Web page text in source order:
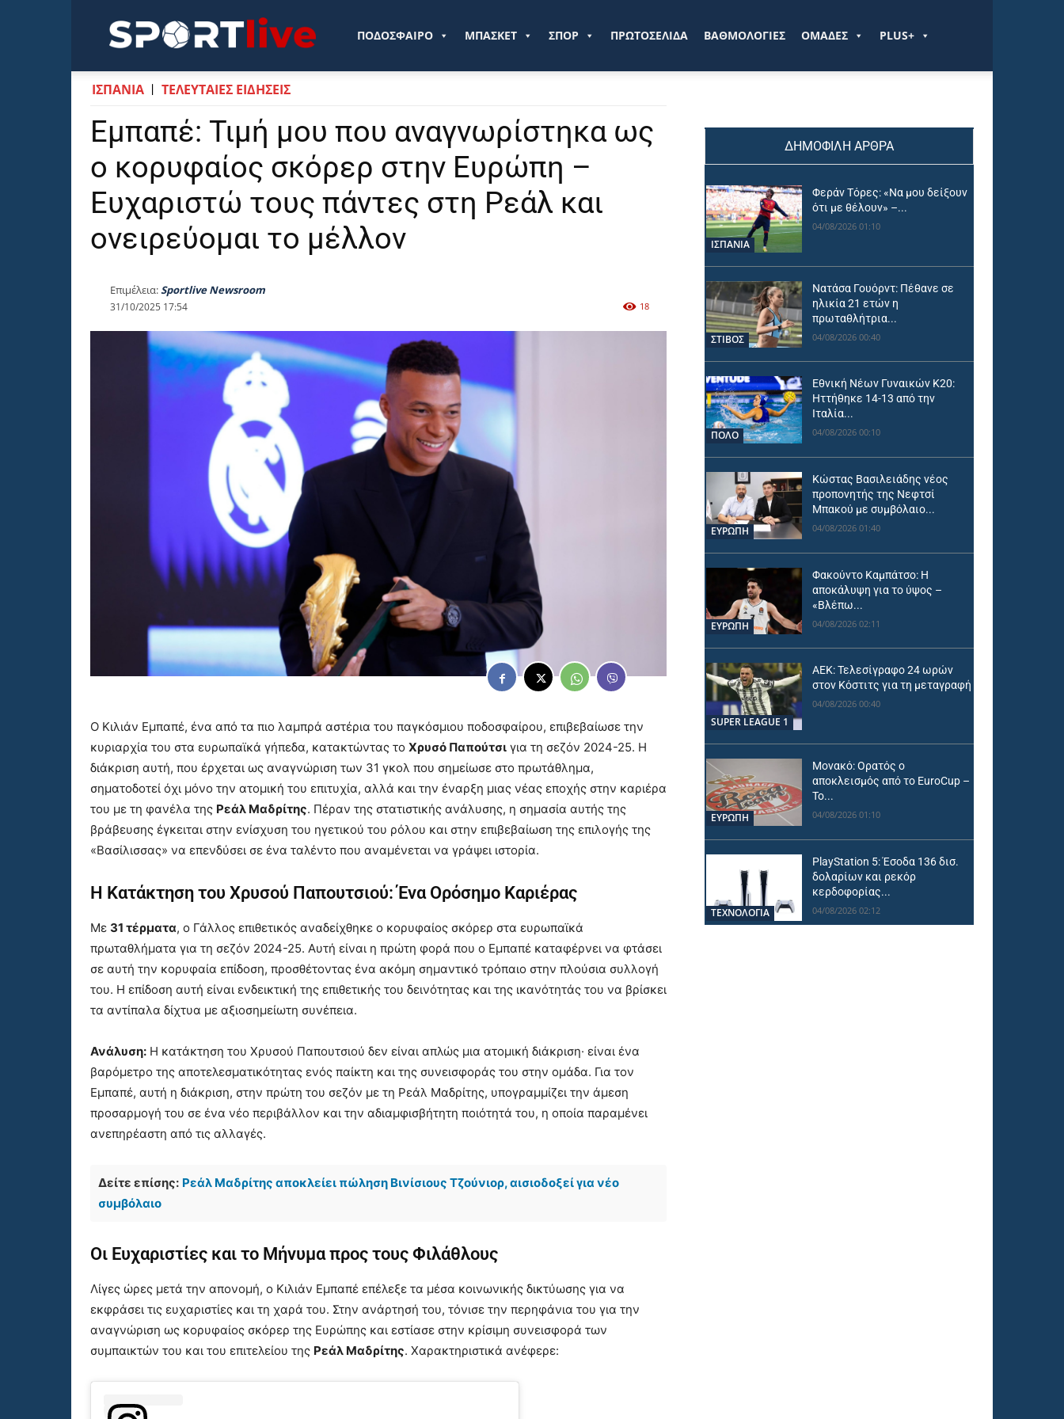
Sportlive.grΠΟΔΟΣΦΑΙΡΟ ΜΠΑΣΚΕΤ ΣΠΟΡ ΠΡΩΤΟΣΕΛΙΔΑ ΒΑΘΜΟΛΟΓΙΕΣ ΟΜΑΔΕΣ PLUS+
ΙΣΠΑΝΙΑ ΤΕΛΕΥΤΑΙΕΣ ΕΙΔΗΣΕΙΣ
Εμπαπέ: Τιμή μου που αναγνωρίστηκα ως
ο κορυφαίος σκόρερ στην Ευρώπη –
Ευχαριστώ τους πάντες στη Ρεάλ και
ονειρεύομαι το μέλλον
Επιμέλεια:Sportlive Newsroom
31/10/2025 17:54 18
Ο Κιλιάν Εμπαπέ, ένα από τα πιο λαμπρά αστέρια του παγκόσμιου ποδοσφαίρου, επιβεβαίωσε την
κυριαρχία του στα ευρωπαϊκά γήπεδα, κατακτώντας το Χρυσό Παπούτσι για τη σεζόν 2024-25. Η
διάκριση αυτή, που έρχεται ως αναγνώριση των 31 γκολ που σημείωσε στο πρωτάθλημα,
σηματοδοτεί όχι μόνο την ατομική του επιτυχία, αλλά και την έναρξη μιας νέας εποχής στην καριέρα
του με τη φανέλα της Ρεάλ Μαδρίτης. Πέραν της στατιστικής ανάλυσης, η σημασία αυτής της
βράβευσης έγκειται στην ενίσχυση του ηγετικού του ρόλου και στην επιβεβαίωση της επιλογής της
«Βασίλισσας» να επενδύσει σε ένα ταλέντο που αναμένεται να γράψει ιστορία.
Η Κατάκτηση του Χρυσού Παπουτσιού: Ένα Ορόσημο Καριέρας
Με 31 τέρματα, ο Γάλλος επιθετικός αναδείχθηκε ο κορυφαίος σκόρερ στα ευρωπαϊκά
πρωταθλήματα για τη σεζόν 2024-25. Αυτή είναι η πρώτη φορά που ο Εμπαπέ καταφέρνει να φτάσει
σε αυτή την κορυφαία επίδοση, προσθέτοντας ένα ακόμη σημαντικό τρόπαιο στην πλούσια συλλογή
του. Η επίδοση αυτή είναι ενδεικτική της επιθετικής του δεινότητας και της ικανότητάς του να βρίσκει
τα αντίπαλα δίχτυα με αξιοσημείωτη συνέπεια.
Ανάλυση: Η κατάκτηση του Χρυσού Παπουτσιού δεν είναι απλώς μια ατομική διάκριση· είναι ένα
βαρόμετρο της αποτελεσματικότητας ενός παίκτη και της συνεισφοράς του στην ομάδα. Για τον
Εμπαπέ, αυτή η διάκριση, στην πρώτη του σεζόν με τη Ρεάλ Μαδρίτης, υπογραμμίζει την άμεση
προσαρμογή του σε ένα νέο περιβάλλον και την αδιαμφισβήτητη ποιότητά του, η οποία παραμένει
ανεπηρέαστη από τις αλλαγές.
Δείτε επίσης: Ρεάλ Μαδρίτης αποκλείει πώληση Βινίσιους Τζούνιορ, αισιοδοξεί για νέο
συμβόλαιο
Οι Ευχαριστίες και το Μήνυμα προς τους Φιλάθλους
Λίγες ώρες μετά την απονομή, ο Κιλιάν Εμπαπέ επέλεξε τα μέσα κοινωνικής δικτύωσης για να
εκφράσει τις ευχαριστίες και τη χαρά του. Στην ανάρτησή του, τόνισε την περηφάνια του για την
αναγνώριση ως κορυφαίος σκόρερ της Ευρώπης και εστίασε στην κρίσιμη συνεισφορά των
συμπαικτών του και του επιτελείου της Ρεάλ Μαδρίτης. Χαρακτηριστικά ανέφερε:
ΔΗΜΟΦΙΛΗ ΑΡΘΡΑ
ΙΣΠΑΝΙΑ
Φεράν Τόρες: «Να μου δείξουν
ότι με θέλουν» –...
04/08/2026 01:10
ΣΤΙΒΟΣ
Νατάσα Γουόρντ: Πέθανε σε
ηλικία 21 ετών η
πρωταθλήτρια...
04/08/2026 00:40
ΠΟΛΟ
Εθνική Νέων Γυναικών Κ20:
Ηττήθηκε 14-13 από την
Ιταλία...
04/08/2026 00:10
ΕΥΡΩΠΗ
Κώστας Βασιλειάδης νέος
προπονητής της Νεφτσί
Μπακού με συμβόλαιο...
04/08/2026 01:40
ΕΥΡΩΠΗ
Φακούντο Καμπάτσο: Η
αποκάλυψη για το ύψος –
«Βλέπω...
04/08/2026 02:11
SUPER LEAGUE 1
ΑΕΚ: Τελεσίγραφο 24 ωρών
στον Κόστιτς για τη μεταγραφή
04/08/2026 00:40
ΕΥΡΩΠΗ
Μονακό: Ορατός ο
αποκλεισμός από το EuroCup –
Το...
04/08/2026 01:10
ΤΕΧΝΟΛΟΓΙΑ
PlayStation 5: Έσοδα 136 δισ.
δολαρίων και ρεκόρ
κερδοφορίας...
04/08/2026 02:12